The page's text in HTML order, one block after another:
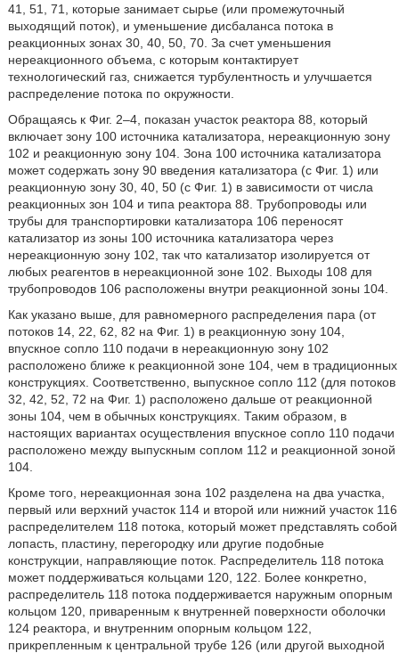
41, 51, 71, которые занимает сырье (или промежуточный
выходящий поток), и уменьшение дисбаланса потока в
реакционных зонах 30, 40, 50, 70. За счет уменьшения
нереакционного объема, с которым контактирует
технологический газ, снижается турбулентность и улучшается
распределение потока по окружности.
Обращаясь к Фиг. 2–4, показан участок реактора 88, который
включает зону 100 источника катализатора, нереакционную зону
102 и реакционную зону 104. Зона 100 источника катализатора
может содержать зону 90 введения катализатора (с Фиг. 1) или
реакционную зону 30, 40, 50 (с Фиг. 1) в зависимости от числа
реакционных зон 104 и типа реактора 88. Трубопроводы или
трубы для транспортировки катализатора 106 переносят
катализатор из зоны 100 источника катализатора через
нереакционную зону 102, так что катализатор изолируется от
любых реагентов в нереакционной зоне 102. Выходы 108 для
трубопроводов 106 расположены внутри реакционной зоны 104.
Как указано выше, для равномерного распределения пара (от
потоков 14, 22, 62, 82 на Фиг. 1) в реакционную зону 104,
впускное сопло 110 подачи в нереакционную зону 102
расположено ближе к реакционной зоне 104, чем в традиционных
конструкциях. Соответственно, выпускное сопло 112 (для потоков
32, 42, 52, 72 на Фиг. 1) расположено дальше от реакционной
зоны 104, чем в обычных конструкциях. Таким образом, в
настоящих вариантах осуществления впускное сопло 110 подачи
расположено между выпускным соплом 112 и реакционной зоной
104.
Кроме того, нереакционная зона 102 разделена на два участка,
первый или верхний участок 114 и второй или нижний участок 116
распределителем 118 потока, который может представлять собой
лопасть, пластину, перегородку или другие подобные
конструкции, направляющие поток. Распределитель 118 потока
может поддерживаться кольцами 120, 122. Более конкретно,
распределитель 118 потока поддерживается наружным опорным
кольцом 120, приваренным к внутренней поверхности оболочки
124 реактора, и внутренним опорным кольцом 122,
прикрепленным к центральной трубе 126 (или другой выходной